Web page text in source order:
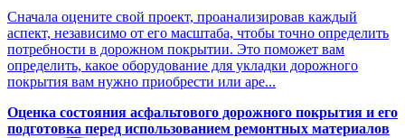
Сначала оцените свой проект, проанализировав каждый
аспект, независимо от его масштаба, чтобы точно определить
потребности в дорожном покрытии. Это поможет вам
определить, какое оборудование для укладки дорожного
покрытия вам нужно приобрести или аре...
Оценка состояния асфальтового дорожного покрытия и его
подготовка перед использованием ремонтных материалов